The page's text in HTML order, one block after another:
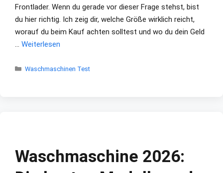
Frontlader. Wenn du gerade vor dieser Frage stehst, bist
du hier richtig. Ich zeig dir, welche Größe wirklich reicht,
worauf du beim Kauf achten solltest und wo du dein Geld
… Weiterlesen
Kategorien
Waschmaschinen Test
Waschmaschine 2026: